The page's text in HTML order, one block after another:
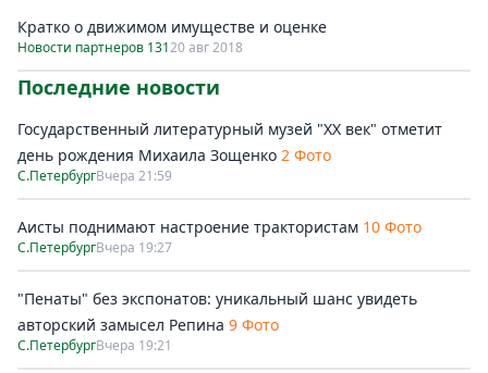
Кратко о движимом имуществе и оценке
Новости партнеров 13120 авг 2018
Последние новости
Государственный литературный музей "ХХ век" отметит
день рождения Михаила Зощенко 2 Фото
С.ПетербургВчера 21:59
Аисты поднимают настроение трактористам 10 Фото
С.ПетербургВчера 19:27
"Пенаты" без экспонатов: уникальный шанс увидеть
авторский замысел Репина 9 Фото
С.ПетербургВчера 19:21